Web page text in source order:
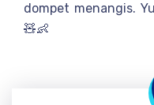
dompet menangis.
🧸👶